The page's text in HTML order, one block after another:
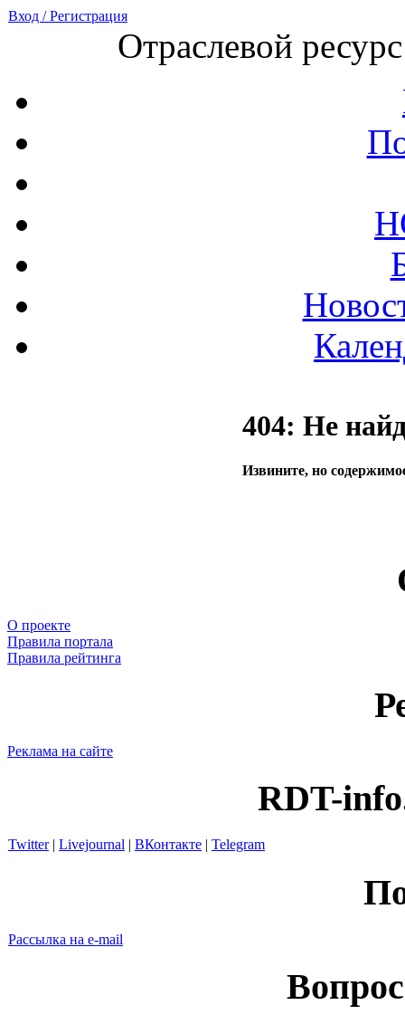
Вход / Регистрация
Отраслевой
404: Не
Извините, но
О проекте
Правила портала
Правила рейтинга
Реклама на сайте
RDT-
Twitter| Livejournal | ВКонтакте | Telegram
Рассылка на e-mail